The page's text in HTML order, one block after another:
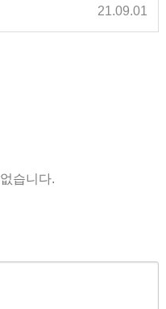
21.09.01
습니다.